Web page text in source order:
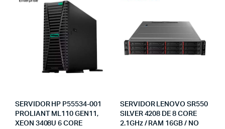
SERVIDOR HP P55534-001
PROLIANT ML110 GEN11,
XEON 3408U 6 CORE
SERVIDOR LENOVO SR550
SILVER 4208 DE 8 CORE
2.1GHz / RAM 16GB / NO